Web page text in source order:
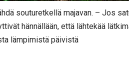
souturetkellä majavan. – Jos
hännällään, että lähtekää
lämpimistä päivistä